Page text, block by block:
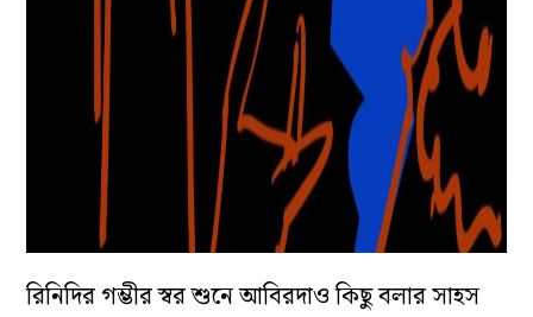
রিনিদির গম্ভীর স্বর শুনে আবিরদাও কিছু বলার সাহস